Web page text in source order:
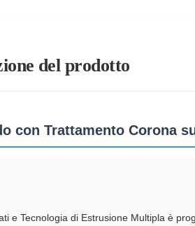
del prodotto
con Trattamento Corona
e Tecnologia di Estrusione Multipla è